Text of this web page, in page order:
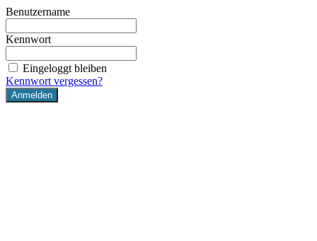
Benutzername
Kennwort
Eingeloggt bleiben
Kennwort vergessen?